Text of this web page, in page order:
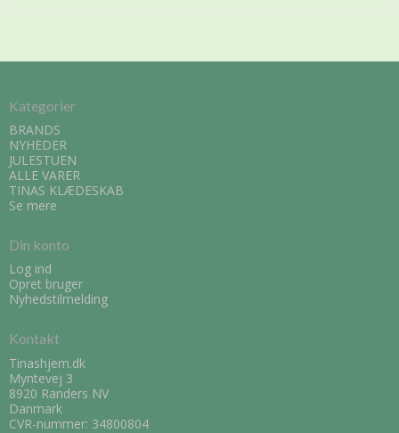
Kategorier
BRANDS
NYHEDER
JULESTUEN
ALLE VARER
TINAS KLÆDESKAB
Se mere
Din konto
Log ind
Opret bruger
Nyhedstilmelding
Kontakt
Tinashjem.dk
Myntevej 3
8920 Randers NV
Danmark
CVR-nummer: 34800804